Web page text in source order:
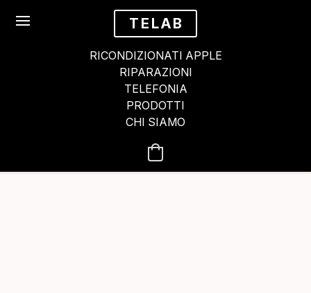
TELAB
RICONDIZIONATI APPLE
RIPARAZIONI
TELEFONIA
PRODOTTI
CHI SIAMO